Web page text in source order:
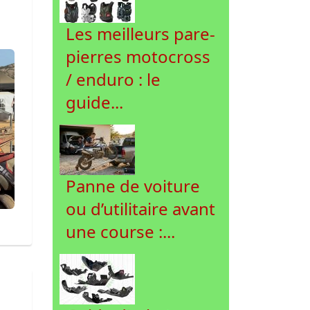
Les meilleurs pare-
pierres motocross
/ enduro : le
guide...
Panne de voiture
ou d’utilitaire avant
une course :...